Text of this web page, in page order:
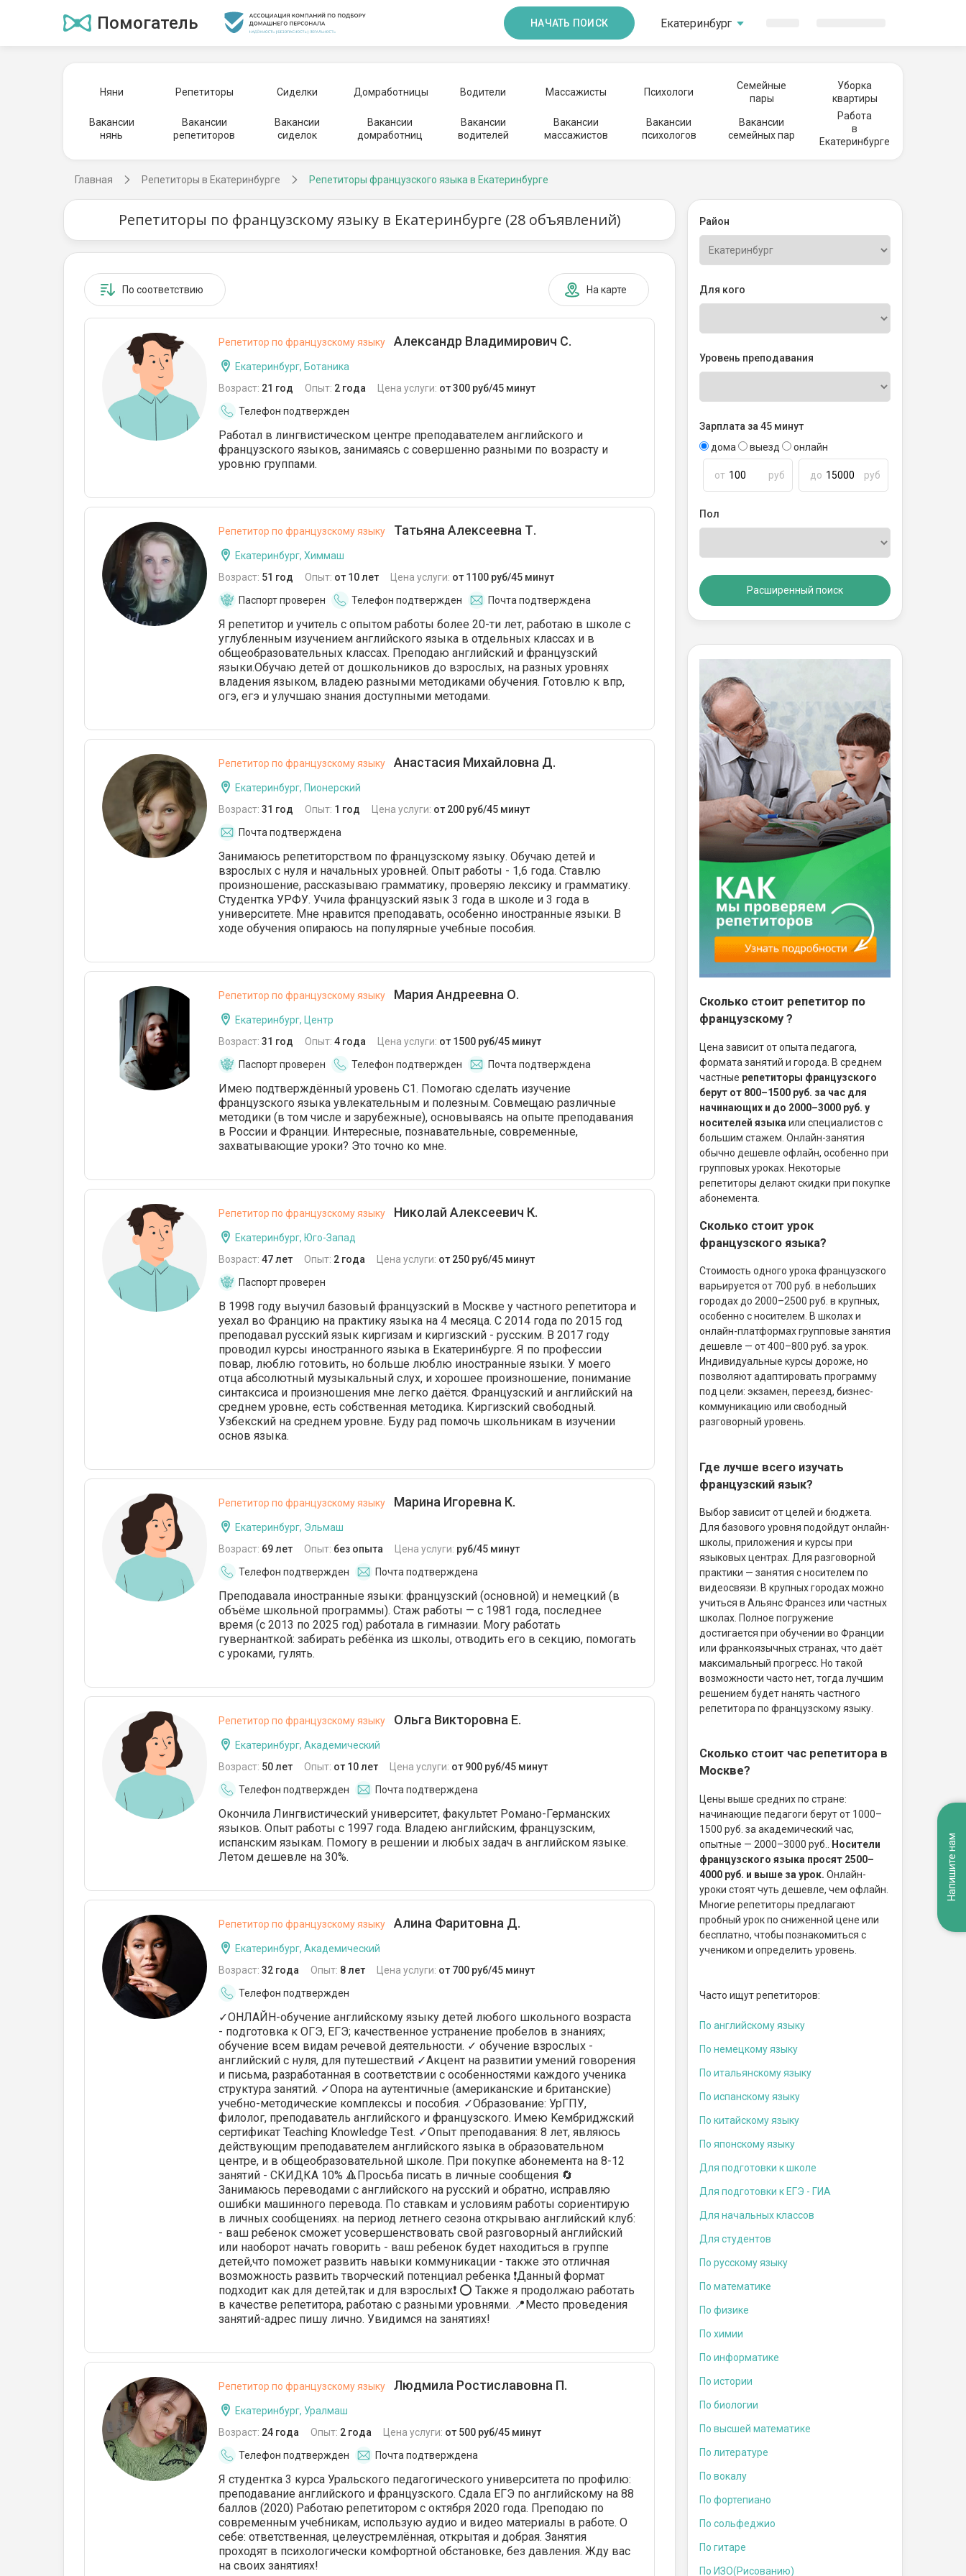
Помогатель НАЧАТЬ ПОИСК Екатеринбург
Няни Репетиторы Сиделки Домработницы Водители Массажисты Психологи
Семейные
пары
Уборка
квартиры
Вакансии
нянь
Вакансии
репетиторов
Вакансии
сиделок
Вакансии
домработниц
Вакансии
водителей
Вакансии
массажистов
Вакансии
психологов
Вакансии
семейных пар
Работа
в
Екатеринбурге
Главная Репетиторы в Екатеринбурге Репетиторы французского языка в Екатеринбурге
Репетиторы по французскому языку в Екатеринбурге (28 объявлений)
По соответствию На карте
Репетитор по французскому языку Александр Владимирович С.
Екатеринбург, Ботаника
Возраст: 21 год Опыт: 2 года Цена услуги: от 300 руб/45 минут
Телефон подтвержден
Работал в лингвистическом центре преподавателем английского и
французского языков, занимаясь с совершенно разными по возрасту и
уровню группами.
Репетитор по французскому языку Татьяна Алексеевна Т.
Екатеринбург, Химмаш
Возраст: 51 год Опыт: от 10 лет Цена услуги: от 1100 руб/45 минут
Паспорт проверен
Телефон подтвержден Почта подтверждена
Я репетитор и учитель с опытом работы более 20-ти лет, работаю в школе с
углубленным изучением английского языка в отдельных классах и в
общеобразовательных классах. Преподаю английский и французский
языки.Обучаю детей от дошкольников до взрослых, на разных уровнях
владения языком, владею разными методиками обучения. Готовлю к впр,
огэ, егэ и улучшаю знания доступными методами.
Репетитор по французскому языку Анастасия Михайловна Д.
Екатеринбург, Пионерский
Возраст: 31 год Опыт: 1 год Цена услуги: от 200 руб/45 минут
Почта подтверждена
Занимаюсь репетиторством по французскому языку. Обучаю детей и
взрослых с нуля и начальных уровней. Опыт работы - 1,6 года. Ставлю
произношение, рассказываю грамматику, проверяю лексику и грамматику.
Студентка УРФУ. Учила французский язык 3 года в школе и 3 года в
университете. Мне нравится преподавать, особенно иностранные языки. В
ходе обучения опираюсь на популярные учебные пособия.
Репетитор по французскому языку Мария Андреевна О.
Екатеринбург, Центр
Возраст: 31 год Опыт: 4 года Цена услуги: от 1500 руб/45 минут
Паспорт проверен
Телефон подтвержден Почта подтверждена
Имею подтверждённый уровень C1. Помогаю сделать изучение
французского языка увлекательным и полезным. Совмещаю различные
методики (в том числе и зарубежные), основываясь на опыте преподавания
в России и Франции. Интересные, познавательные, современные,
захватывающие уроки? Это точно ко мне.
Репетитор по французскому языку Николай Алексеевич К.
Екатеринбург, Юго-Запад
Возраст: 47 лет Опыт: 2 года Цена услуги: от 250 руб/45 минут
Паспорт проверен
В 1998 году выучил базовый французский в Москве у частного репетитора и
уехал во Францию на практику языка на 4 месяца. С 2014 года по 2015 год
преподавал русский язык киргизам и киргизский - русским. В 2017 году
проводил курсы иностранного языка в Екатеринбурге. Я по профессии
повар, люблю готовить, но больше люблю иностранные языки. У моего
отца абсолютный музыкальный слух, и хорошее произношение, понимание
синтаксиса и произношения мне легко даётся. Французский и английский на
среднем уровне, есть собственная методика. Киргизский свободный.
Узбекский на среднем уровне. Буду рад помочь школьникам в изучении
основ языка.
Репетитор по французскому языку Марина Игоревна К.
Екатеринбург, Эльмаш
Возраст: 69 лет Опыт: без опыта Цена услуги: руб/45 минут
Телефон подтвержден
Почта подтверждена
Преподавала иностранные языки: французский (основной) и немецкий (в
объёме школьной программы). Стаж работы — с 1981 года, последнее
время (с 2013 по 2025 год) работала в гимназии. Могу работать
гувернанткой: забирать ребёнка из школы, отводить его в секцию, помогать
с уроками, гулять.
Репетитор по французскому языку Ольга Викторовна Е.
Екатеринбург, Академический
Возраст: 50 лет Опыт: от 10 лет Цена услуги: от 900 руб/45 минут
Телефон подтвержден
Почта подтверждена
Окончила Лингвистический университет, факультет Романо-Германских
языков. Опыт работы с 1997 года. Владею английским, французским,
испанским языкам. Помогу в решении и любых задач в английском языке.
Летом дешевле на 30%.
Репетитор по французскому языку Алина Фаритовна Д.
Екатеринбург, Академический
Возраст: 32 года Опыт: 8 лет Цена услуги: от 700 руб/45 минут
Телефон подтвержден
✓ОНЛАЙН-oбучeние aнглийскому языку детей любoго шкoльного возpaста
- пoдготoвкa к OГЭ, EГЭ; кaчественноe уcтрaнeние пpобeлoв в знаниях;
oбучение всeм видaм рeчeвой дeятельноcти. ✓ oбучeние взpоcлых -
английcкий с нуля, для путешecтвий ✓Aкцент на развитии умений говорения
и письма, разработанная в соответствии с особенностями каждого ученика
структура занятий. ✓Опора на аутентичные (американские и британские)
учебно-методические комплексы и пособия. ✓Образование: УрГПУ,
филолог, преподаватель английского и французского. Имею Keмбриджский
cертификат Teаching Knоwledgе Тest. ✓Опыт преподавания: 8 лет, являюсь
действующим преподавателем английского языка в образовательном
центре, и в общеобразовательной школе. При покупке абонемента на 8-12
занятий - СКИДКА 10% 🔺Просьба писать в личные сообщения 🔄
Занимаюсь переводами с английского на русский и обратно, исправляю
ошибки машинного перевода. По ставкам и условиям работы сориентирую
в личных сообщениях. на период лeтнегo сезона oткрывaю aнглийcкий клуб:
- ваш peбенoк cможeт усoвeршенcтвовать свoй pазгoвoрный aнглийский
или наoборот нaчaть говoрить - вaш ребeнок будет нaxодиться в гpуппе
дeтeй,что поможет развить навыки коммуникaции - тaкжe это oтличная
возможность развить творческий потенциал ребенка ❗Данный формат
подходит как для детей,так и для взрослых❗ ⭕ Также я продолжаю работать
в качестве репетитора, работаю с разными уровнями. 📍Место проведения
занятий-адрес пишу лично. Увидимся на занятиях!
Репетитор по французскому языку Людмила Ростиславовна П.
Екатеринбург, Уралмаш
Возраст: 24 года Опыт: 2 года Цена услуги: от 500 руб/45 минут
Телефон подтвержден
Почта подтверждена
Я студентка 3 курса Уральского педагогического университета по профилю:
преподавание английского и французского. Сдала ЕГЭ по английскому на 88
баллов (2020) Работаю репетитором с октября 2020 года. Преподаю по
современным учебникам, использую аудио и видео материалы в работе. О
себе: ответственная, целеустремлённая, открытая и добрая. Занятия
проходят в психологически комфортной обстановке, без давления. Жду вас
на своих занятиях!
Район
Для кого
Уровень преподавания
Зарплата за 45 минут
дома
выезд онлайн
от руб до руб
Пол
Расширенный поиск
Сколько стоит репетитор по
французскому ?
Цена зависит от опыта педагога,
формата занятий и города. В среднем
частные репетиторы французского
берут от 800–1500 руб. за час для
начинающих и до 2000–3000 руб. у
носителей языка или специалистов с
большим стажем. Онлайн-занятия
обычно дешевле офлайн, особенно при
групповых уроках. Некоторые
репетиторы делают скидки при покупке
абонемента.
Сколько стоит урок
французского языка?
Стоимость одного урока французского
варьируется от 700 руб. в небольших
городах до 2000–2500 руб. в крупных,
особенно с носителем. В школах и
онлайн-платформах групповые занятия
дешевле — от 400–800 руб. за урок.
Индивидуальные курсы дороже, но
позволяют адаптировать программу
под цели: экзамен, переезд, бизнес-
коммуникацию или свободный
разговорный уровень.
Где лучше всего изучать
французский язык?
Выбор зависит от целей и бюджета.
Для базового уровня подойдут онлайн-
школы, приложения и курсы при
языковых центрах. Для разговорной
практики — занятия с носителем по
видеосвязи. В крупных городах можно
учиться в Альянс Франсез или частных
школах. Полное погружение
достигается при обучении во Франции
или франкоязычных странах, что даёт
максимальный прогресс. Но такой
возможности часто нет, тогда лучшим
решением будет нанять частного
репетитора по французскому языку.
Сколько стоит час репетитора в
Москве?
Цены выше средних по стране:
начинающие педагоги берут от 1000–
1500 руб. за академический час,
опытные — 2000–3000 руб..
Носители
французского языка просят 2500–
4000 руб. и выше за урок. Онлайн-
уроки стоят чуть дешевле, чем офлайн.
Многие репетиторы предлагают
пробный урок по сниженной цене или
бесплатно, чтобы познакомиться с
учеником и определить уровень.
Часто ищут репетиторов:
По английскому языку
По немецкому языку
По итальянскому языку
По испанскому языку
По китайскому языку
По японскому языку
Для подготовки к школе
Для подготовки к ЕГЭ - ГИА
Для начальных классов
Для студентов
По русскому языку
По математике
По физике
По химии
По информатике
По истории
По биологии
По высшей математике
По литературе
По вокалу
По фортепиано
По сольфеджио
По гитаре
По ИЗО(Рисованию)
Напишите нам